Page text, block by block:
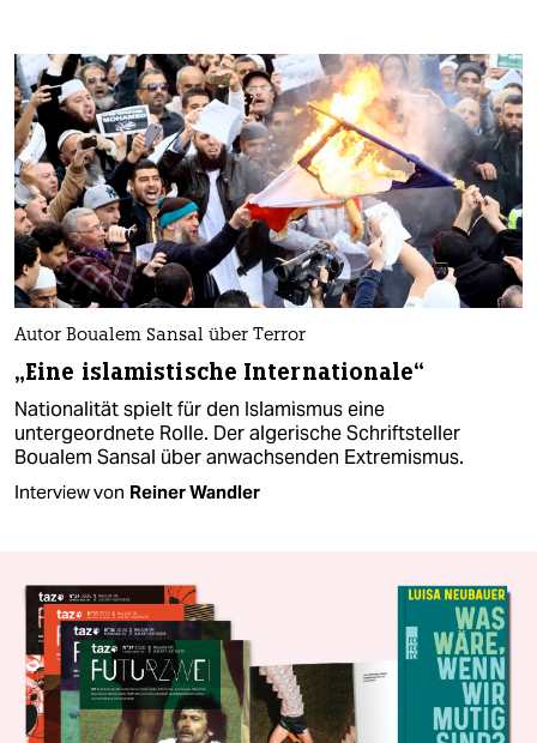
Autor Boualem Sansal über Terror
„Eine islamistische Internationale“
Nationalität spielt für den Islamismus eine
untergeordnete Rolle. Der algerische Schriftsteller
Boualem Sansal über anwachsenden Extremismus.
Interview von Reiner Wandler